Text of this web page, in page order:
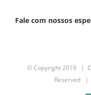
Fale com nossos
© Copyright 2019 |
Reserved |